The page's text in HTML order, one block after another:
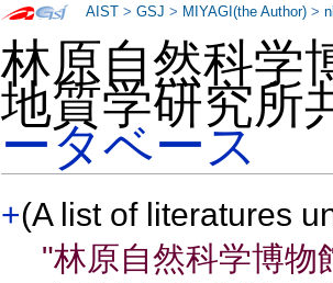
林原自然科学
地質学研究所
ータベース
+(A list of literatures
"林原自然科学博
AIST >GSJ > MIYAGI(the Author) >